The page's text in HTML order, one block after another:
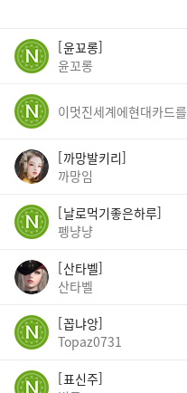
윤꾜롱
윤꼬롱
이멋진세계에현대카드를
까망발키리
까망임
날로먹기좋은하루
펭냥냥
산타벨
산타벨
꼽냐앙
Topaz0731
표신주